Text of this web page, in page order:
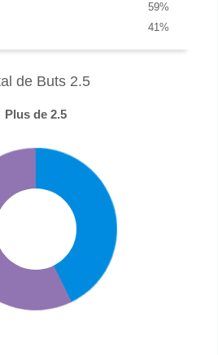
%
59
%
41
de Buts 2.5
Plus de 2.5